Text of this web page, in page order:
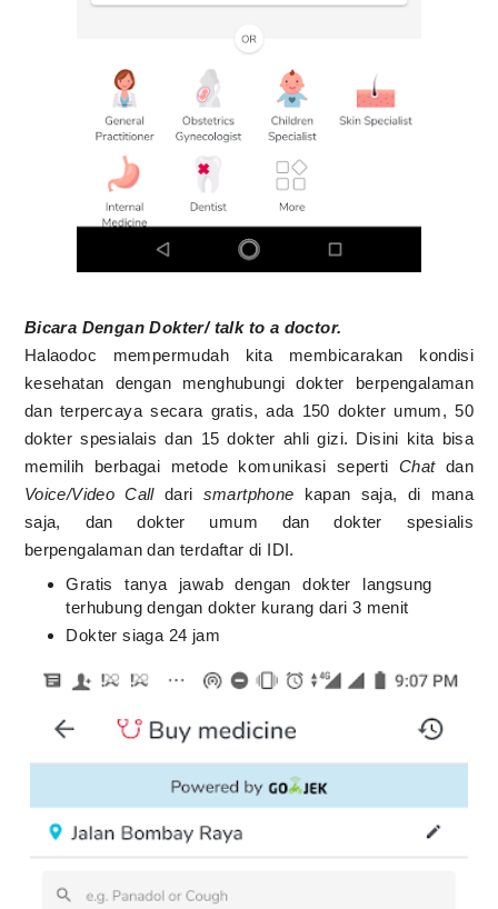
Bicara Dengan Dokter/ talk to a doctor.
Halaodoc mempermudah kita membicarakan kondisi
kesehatan dengan menghubungi dokter berpengalaman
dan terpercaya secara gratis, ada 150 dokter umum, 50
dokter spesialais dan 15 dokter ahli gizi. Disini kita bisa
memilih berbagai metode komunikasi seperti Chatdan
Voice/Video Calldari smartphone kapan saja, di mana
saja, dan dokter umum dan dokter spesialis
berpengalaman dan terdaftar di IDI.
Gratis tanya jawab dengan dokter langsung
terhubung dengan dokter kurang dari 3 menit
Dokter siaga 24 jam